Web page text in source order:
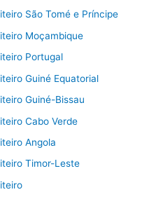
São Tomé e Príncipe
Moçambique
Portugal
Guiné Equatorial
Guiné-Bissau
Cabo Verde
Angola
Timor-Leste